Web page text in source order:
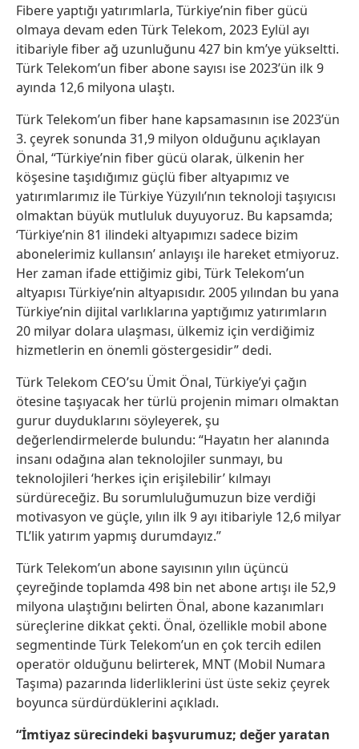
Fibere yaptığı yatırımlarla, Türkiye’nin fiber gücü
olmaya devam eden Türk Telekom, 2023 Eylül ayı
itibariyle fiber ağ uzunluğunu 427 bin km’ye yükseltti.
Türk Telekom’un fiber abone sayısı ise 2023’ün ilk 9
ayında 12,6 milyona ulaştı.
Türk Telekom’un fiber hane kapsamasının ise 2023’ün
3. çeyrek sonunda 31,9 milyon olduğunu açıklayan
Önal, “Türkiye’nin fiber gücü olarak, ülkenin her
köşesine taşıdığımız güçlü fiber altyapımız ve
yatırımlarımız ile Türkiye Yüzyılı’nın teknoloji taşıyıcısı
olmaktan büyük mutluluk duyuyoruz. Bu kapsamda;
‘Türkiye’nin 81 ilindeki altyapımızı sadece bizim
abonelerimiz kullansın’ anlayışı ile hareket etmiyoruz.
Her zaman ifade ettiğimiz gibi, Türk Telekom’un
altyapısı Türkiye’nin altyapısıdır. 2005 yılından bu yana
Türkiye’nin dijital varlıklarına yaptığımız yatırımların
20 milyar dolara ulaşması, ülkemiz için verdiğimiz
hizmetlerin en önemli göstergesidir” dedi.
Türk Telekom CEO’su Ümit Önal, Türkiye’yi çağın
ötesine taşıyacak her türlü projenin mimarı olmaktan
gurur duyduklarını söyleyerek, şu
değerlendirmelerde bulundu: “Hayatın her alanında
insanı odağına alan teknolojiler sunmayı, bu
teknolojileri ‘herkes için erişilebilir’ kılmayı
sürdüreceğiz. Bu sorumluluğumuzun bize verdiği
motivasyon ve güçle, yılın ilk 9 ayı itibariyle 12,6 milyar
TL’lik yatırım yapmış durumdayız.”
Türk Telekom’un abone sayısının yılın üçüncü
çeyreğinde toplamda 498 bin net abone artışı ile 52,9
milyona ulaştığını belirten Önal, abone kazanımları
süreçlerine dikkat çekti. Önal, özellikle mobil abone
segmentinde Türk Telekom’un en çok tercih edilen
operatör olduğunu belirterek, MNT (Mobil Numara
Taşıma) pazarında liderliklerini üst üste sekiz çeyrek
boyunca sürdürdüklerini açıkladı.
“İmtiyaz sürecindeki başvurumuz; değer yaratan